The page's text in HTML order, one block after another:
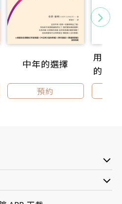
中年的選擇
預約
用商
的人
人生
控財